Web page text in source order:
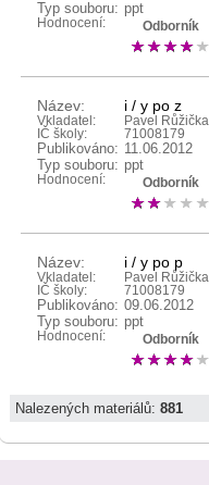
Typ souboru: ppt
Hodnocení: Odborník
Název: i / y po z
Vkladatel:
Pavel Růžička
IČ školy:
71008179
Publikováno: 11.06.2012
Typ souboru: ppt
Hodnocení: Odborník
Název: i / y po p
Vkladatel:
Pavel Růžička
IČ školy:
71008179
Publikováno: 09.06.2012
Typ souboru: ppt
Hodnocení: Odborník
Nalezených materiálů: 881